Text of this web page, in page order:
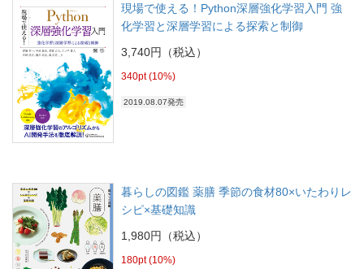
現場で使える！Python深層強化学習入門 強
化学習と深層学習による探索と制御
3,740円（税込）
340pt (10%)
2019.08.07発売
暮らしの図鑑 薬膳 季節の食材80×いたわりレ
シピ×基礎知識
1,980円（税込）
180pt (10%)